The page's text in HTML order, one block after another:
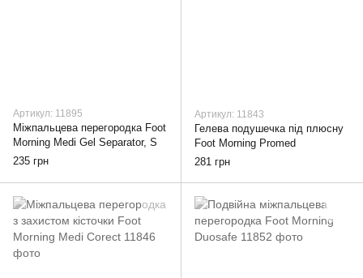
Артикул: 11895
Міжпальцева перегородка Foot
Morning Medi Gel Separator, S
235 грн
Артикул: 11843
Гелева подушечка під плюсну
Foot Morning Promed
281 грн